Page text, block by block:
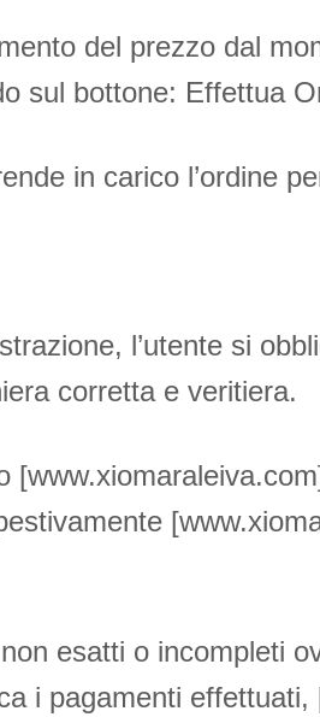
del prezzo dal
sul bottone: Effettua
in carico l’ordine
l’utente si
corretta e veritiera.
esatti o incompleti
i pagamenti